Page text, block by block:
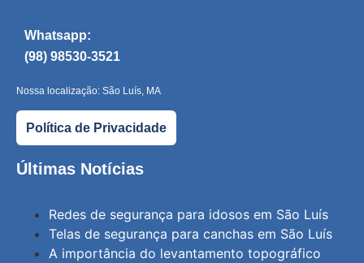
Whatsapp:
(98) 98530-3521
Nossa localização: São Luís, MA
Política de Privacidade
Últimas Notícias
Redes de segurança para idosos em São Luís
Telas de segurança para canchas em São Luís
A importância do levantamento topográfico